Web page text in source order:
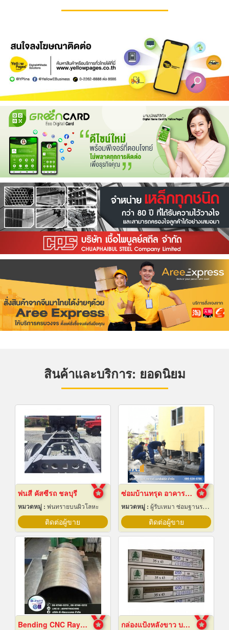
สินค้าและบริการ: ยอดนิยม
พ่นสี คัสซีรถ ชลบุรี
หมวดหมู่ : พ่นทรายบนผิวโลหะ
ติดต่อผู้ขาย
ซ่อมบ้านทรุด อาคารทรุด
หมวดหมู่ : ผู้รับเหมา ซ่อมฐานรากและโครงสร้างก่อสร้าง
ติดต่อผู้ขาย
Bending CNC Rayong กล่องแป้งหลังขาว บางเลนเกรดA(BL-Aหลังขาว)